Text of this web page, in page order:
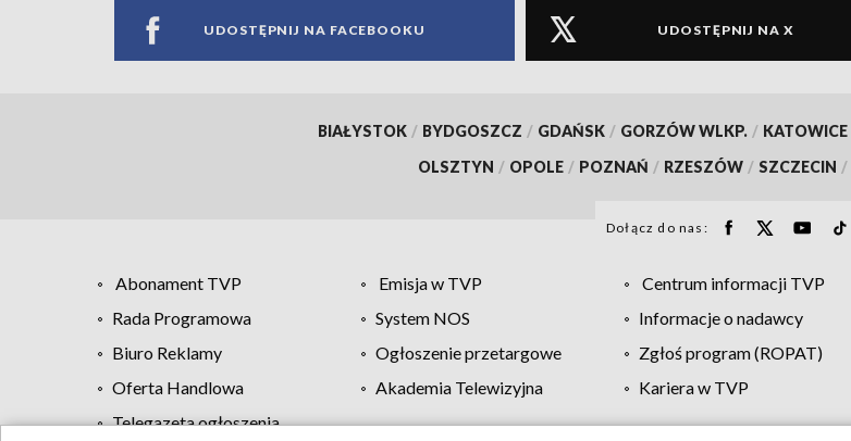
UDOSTĘPNIJ NA FACEBOOKU UDOSTĘPNIJ NA X
BIAŁYSTOK / BYDGOSZCZ / GDAŃSK / GORZÓW WLKP. / KATOWICE
OLSZTYN / OPOLE / POZNAŃ / RZESZÓW / SZCZECIN /
Dołącz do nas:
Abonament TVP Emisja w TVP Centrum informacji TVP
Rada Programowa
System NOS Informacje o nadawcy
Biuro Reklamy
Ogłoszenie przetargowe Zgłoś program (ROPAT)
Oferta Handlowa
Akademia Telewizyjna Kariera w TVP
Telegazeta ogłoszenia